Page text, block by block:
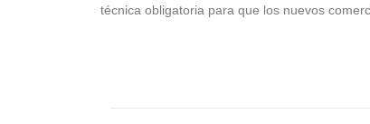
técnica obligatoria para que los nuevos